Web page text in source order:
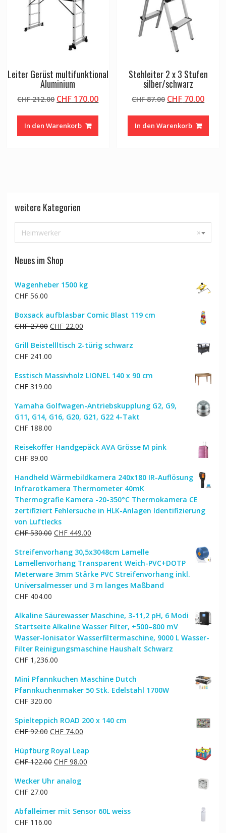
Leiter Gerüst multifunktional
Aluminium
CHF212.00 Ursprünglicher
war:
CHF 212.00
CHF 170.00Aktueller
CHF 170.00.
In den Warenkorb
Stehleiter 2 x 3 Stufen
silber/schwarz
CHF87.00 Ursprünglicher
war:
CHF 87.00
CHF 70.00
In den Warenkorb
weitere Kategorien
×
Heimwerker
Neues im Shop
Wagenheber 1500 kg
CHF56.00
Boxsack aufblasbar Comic Blast 119 cm
CHF27.00 Ursprünglicher
war:
CHF 27.00
CHF22.00Aktueller
ist:
Grill Beistellltisch 2-türig schwarz
CHF241.00
Esstisch Massivholz LIONEL 140 x 90 cm
CHF319.00
Yamaha Golfwagen-Antriebskupplung G2, G9,
G11, G14, G16, G20, G21, G22 4-Takt
CHF188.00
Reisekoffer Handgepäck AVA Grösse M pink
CHF89.00
Handheld Wärmebildkamera 240x180 IR-Auflösung
Infrarotkamera Thermometer 40mK
Thermografie Kamera -20-350°C Thermokamera CE
zertifiziert Fehlersuche in HLK-Anlagen Identifizierung
von Luftlecks
CHF530.00 Ursprünglicher
war:
CHF 530.00
CHF449.00Aktueller
ist:
CHF 449.00.
Streifenvorhang 30,5x3048cm Lamelle
Lamellenvorhang Transparent Weich-PVC+DOTP
Meterware 3mm Stärke PVC Streifenvorhang inkl.
Universalmesser und 3 m langes Maßband
CHF404.00
Alkaline Säurewasser Maschine, 3-11,2 pH, 6 Modi
Startseite Alkaline Wasser Filter, +500–800 mV
Wasser-Ionisator Wasserfiltermaschine, 9000 L Wasser-
Filter Reinigungsmaschine Haushalt Schwarz
CHF1,236.00
Mini Pfannkuchen Maschine Dutch
Pfannkuchenmaker 50 Stk. Edelstahl 1700W
CHF320.00
Spielteppich ROAD 200 x 140 cm
CHF92.00 Ursprünglicher
war:
CHF 92.00
CHF74.00Aktueller
ist:
CHF 74.00.
Hüpfburg Royal Leap
CHF122.00 Ursprünglicher
war:
CHF98.00Aktueller
Wecker Uhr analog
CHF27.00
Abfalleimer mit Sensor 60L weiss
CHF116.00